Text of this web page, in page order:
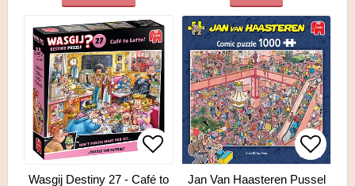
Lägg till i favoritlistan
Lägg till i favoritlistan
Wasgij Destiny 27 - Café to
Lägg
Jan Van Haasteren Pussel